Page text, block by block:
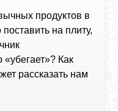
продуктов в
на плиту,
Как
рассказать нам